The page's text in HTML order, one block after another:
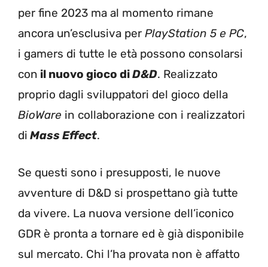
per fine 2023 ma al momento rimane
ancora un’esclusiva per PlayStation 5 e PC,
i gamers di tutte le età possono consolarsi
con il nuovo gioco diD&D. Realizzato
proprio dagli sviluppatori del gioco della
BioWare in collaborazione con i realizzatori
di Mass Effect.
Se questi sono i presupposti, le nuove
avventure di D&D si prospettano già tutte
da vivere. La nuova versione dell’iconico
GDR è pronta a tornare ed è già disponibile
sul mercato. Chi l’ha provata non è affatto